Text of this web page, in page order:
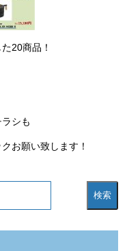
20商品！
シも
お願い致します！
検索